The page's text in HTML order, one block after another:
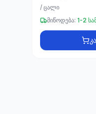
/ ცალი
მიწოდება: 1-2